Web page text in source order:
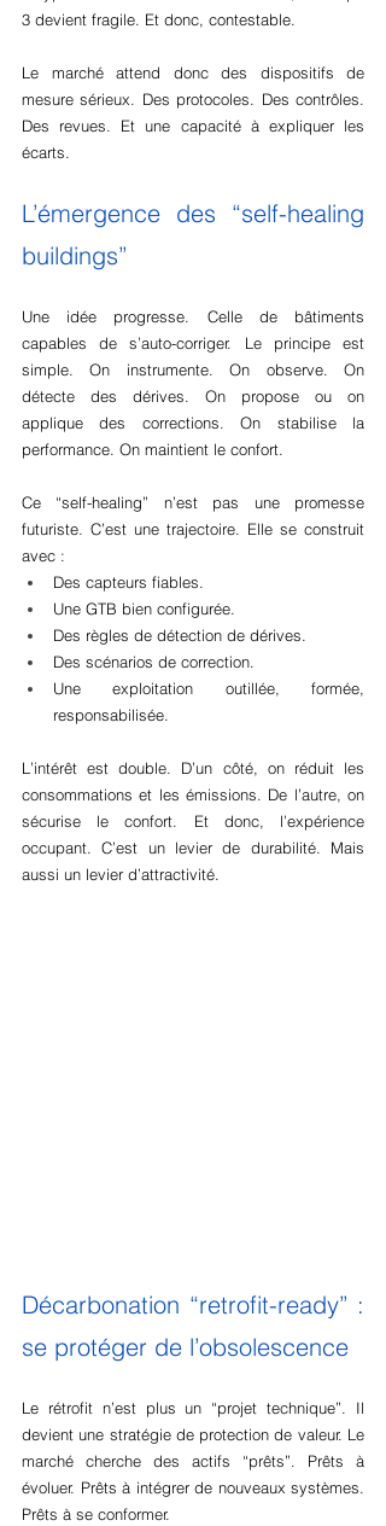
3 devient fragile. Et donc, contestable.
Le marché attend donc des dispositifs de
mesure sérieux. Des protocoles. Des contrôles.
Des revues. Et une capacité à expliquer les
écarts.
L’émergence des “self-healing
buildings”
Une idée progresse. Celle de bâtiments
capables de s’auto-corriger. Le principe est
simple. On instrumente. On observe. On
détecte des dérives. On propose ou on
applique des corrections. On stabilise la
performance. On maintient le confort.
Ce “self-healing” n’est pas une promesse
futuriste. C’est une trajectoire. Elle se construit
avec :
Des capteurs fiables.
Une GTB bien configurée.
Des règles de détection de dérives.
Des scénarios de correction.
Une exploitation outillée, formée,
responsabilisée.
L’intérêt est double. D’un côté, on réduit les
consommations et les émissions. De l’autre, on
sécurise le confort. Et donc, l’expérience
occupant. C’est un levier de durabilité. Mais
aussi un levier d’attractivité.
Décarbonation “retrofit-ready” :
se protéger de l’obsolescence
Le rétrofit n’est plus un “projet technique”. Il
devient une stratégie de protection de valeur. Le
marché cherche des actifs “prêts”. Prêts à
évoluer. Prêts à intégrer de nouveaux systèmes.
Prêts à se conformer.